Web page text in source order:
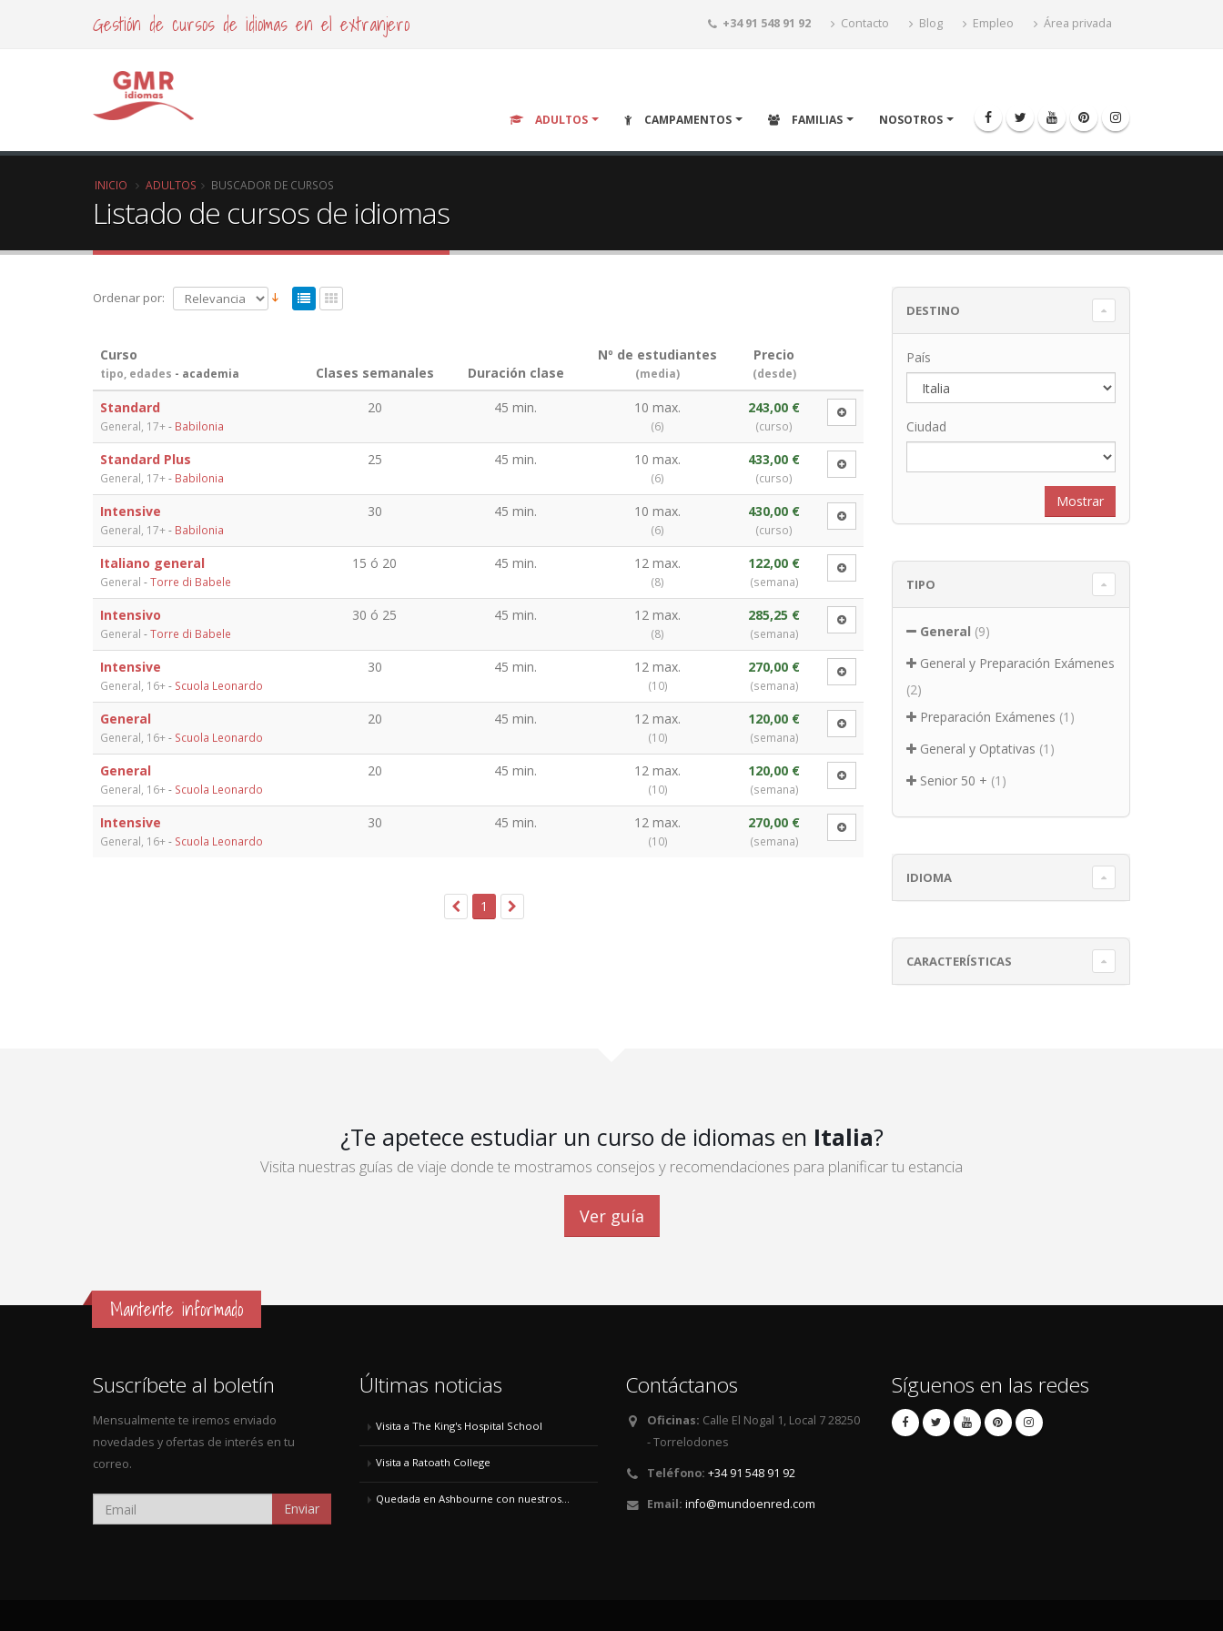
Gestión de cursos de idiomas en el extranjero +34 91 548 91 92 Contacto Blog Empleo Área privada
ADULTOS CAMPAMENTOS FAMILIAS NOSOTROS
INICIO ADULTOS BUSCADOR DE CURSOS
Listado de cursos de idiomas
Ordenar por:
Curso
tipo, edades - academia Clases semanales Duración clase
Nº de estudiantes
(media)
Precio
(desde)
Standard
General, 17+- Babilonia
20 45 min. 10 max.
(6)
243,00 €
(curso)
Standard Plus
General, 17+- Babilonia
25 45 min. 10 max.
(6)
433,00 €
(curso)
Intensive
General, 17+- Babilonia
30 45 min. 10 max.
(6)
430,00 €
(curso)
Italiano general
General -Torre di Babele
15 ó 20 45 min. 12 max.
(8)
122,00 €
(semana)
Intensivo
General -Torre di Babele
30 ó 25 45 min. 12 max.
(8)
285,25 €
(semana)
Intensive
General, 16+- Scuola Leonardo
30 45 min. 12 max.
(10)
270,00 €
(semana)
General
General, 16+- Scuola Leonardo
20 45 min. 12 max.
(10)
120,00 €
(semana)
General
General, 16+- Scuola Leonardo
20 45 min. 12 max.
(10)
120,00 €
(semana)
Intensive
General, 16+- Scuola Leonardo
30 45 min. 12 max.
(10)
270,00 €
(semana)
1
DESTINO
País
Ciudad
TIPO
General (9)
General y Preparación Exámenes
(2)
Preparación Exámenes (1)
General y Optativas (1)
Senior 50 + (1)
IDIOMA
CARACTERÍSTICAS
¿Te apetece estudiar un curso de idiomas en Italia?
Visita nuestras guías de viaje donde te mostramos consejos y recomendaciones para planificar tu estancia
Ver guía
Mantente informado
Suscríbete al boletín
Mensualmente te iremos enviado
novedades y ofertas de interés en tu
correo.
Enviar
Últimas noticias
Visita a The King's Hospital School
Visita a Ratoath College
Quedada en Ashbourne con nuestros...
Contáctanos
Oficinas: Calle El Nogal 1, Local 7 28250
- Torrelodones
Teléfono: +34 91 548 91 92
Email: info@mundoenred.com
Síguenos en las redes